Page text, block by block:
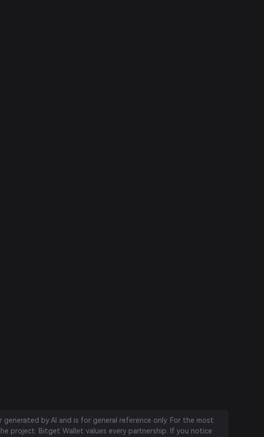
by AI and is for general reference only. For the most
project. Bitget Wallet values every partnership. If you notice